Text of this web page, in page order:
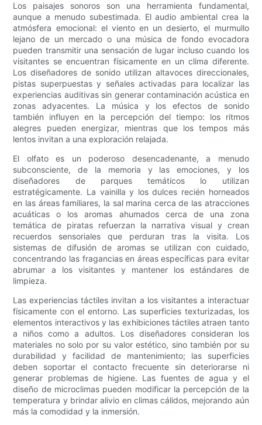
Los paisajes sonoros son una herramienta fundamental,
aunque a menudo subestimada. El audio ambiental crea la
atmósfera emocional: el viento en un desierto, el murmullo
lejano de un mercado o una música de fondo evocadora
pueden transmitir una sensación de lugar incluso cuando los
visitantes se encuentran físicamente en un clima diferente.
Los diseñadores de sonido utilizan altavoces direccionales,
pistas superpuestas y señales activadas para localizar las
experiencias auditivas sin generar contaminación acústica en
zonas adyacentes. La música y los efectos de sonido
también influyen en la percepción del tiempo: los ritmos
alegres pueden energizar, mientras que los tempos más
lentos invitan a una exploración relajada.
El olfato es un poderoso desencadenante, a menudo
subconsciente, de la memoria y las emociones, y los
diseñadores de parques temáticos lo utilizan
estratégicamente. La vainilla y los dulces recién horneados
en las áreas familiares, la sal marina cerca de las atracciones
acuáticas o los aromas ahumados cerca de una zona
temática de piratas refuerzan la narrativa visual y crean
recuerdos sensoriales que perduran tras la visita. Los
sistemas de difusión de aromas se utilizan con cuidado,
concentrando las fragancias en áreas específicas para evitar
abrumar a los visitantes y mantener los estándares de
limpieza.
Las experiencias táctiles invitan a los visitantes a interactuar
físicamente con el entorno. Las superficies texturizadas, los
elementos interactivos y las exhibiciones táctiles atraen tanto
a niños como a adultos. Los diseñadores consideran los
materiales no solo por su valor estético, sino también por su
durabilidad y facilidad de mantenimiento; las superficies
deben soportar el contacto frecuente sin deteriorarse ni
generar problemas de higiene. Las fuentes de agua y el
diseño de microclimas pueden modificar la percepción de la
temperatura y brindar alivio en climas cálidos, mejorando aún
más la comodidad y la inmersión.